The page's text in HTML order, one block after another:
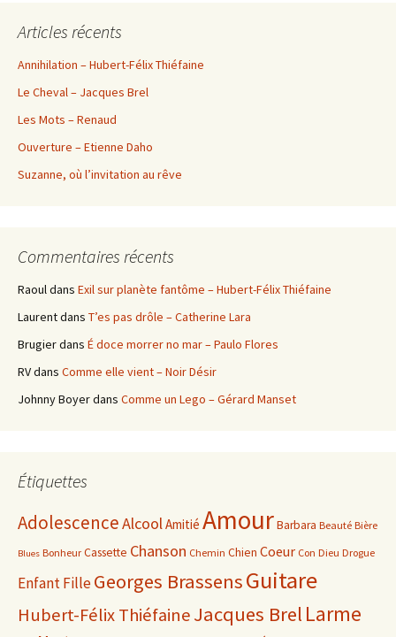
Articles récents
Annihilation – Hubert-Félix Thiéfaine
Le Cheval – Jacques Brel
Les Mots – Renaud
Ouverture – Etienne Daho
Suzanne, où l’invitation au rêve
Commentaires récents
Raouldans Exil sur planète fantôme – Hubert-Félix Thiéfaine
Laurentdans T’es pas drôle – Catherine Lara
Brugierdans É doce morrer no mar – Paulo Flores
RVdans Comme elle vient – Noir Désir
Johnny Boyerdans Comme un Lego – Gérard Manset
Étiquettes
AdolescenceAlcoolAmitié AmourBarbara Beauté Bière
Blues Bonheur Cassette Chanson Chemin Chien Coeur Con Dieu Drogue
EnfantFilleGeorges BrassensGuitare
Hubert-Félix ThiéfaineJacques Brel Larme